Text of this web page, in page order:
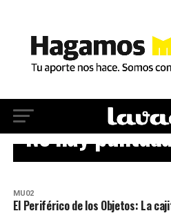
No hay
MU02
El Periférico de los Objetos: La